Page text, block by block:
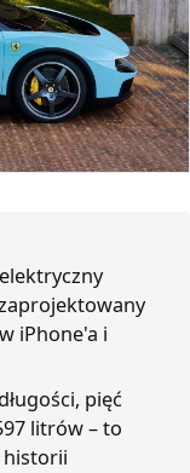
iPhone'a i
pięć
litrów – to
historii